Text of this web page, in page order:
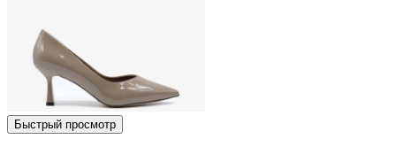
Быстрый просмотр